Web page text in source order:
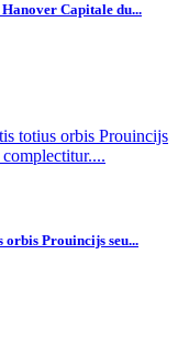
Capitale du...
Prouincijs seu...